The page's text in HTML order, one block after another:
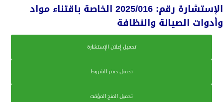
الإستشارة رقم: 2025/016 الخاصة باقتناء مواد
وأدوات الصيانة والنظافة
تحميل إعلان الإستشارة
تحميل دفتر الشروط
تحميل المنح المؤقت